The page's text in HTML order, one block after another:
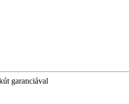
garanciával